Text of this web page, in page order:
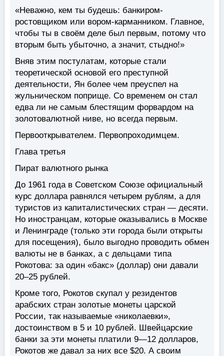
«Неважно, кем ты будешь: банкиром-
ростовщиком или вором-карманником. Главное,
чтобы ты в своём деле был первым, потому что
вторым быть убыточно, а значит, стыдно!»
Вняв этим постулатам, которые стали
теоретической основой его преступной
деятельности, Ян более чем преуспел на
жульническом поприще. Со временем он стал
едва ли не самым блестящим форвардом на
золотовалютной ниве, но всегда первым.
Первооткрывателем. Первопроходимцем.
Глава третья
Пират валютного рынка
До 1961 года в Советском Союзе официальный
курс доллара равнялся четырем рублям, а для
туристов из капиталистических стран — десяти.
Но иностранцам, которые оказывались в Москве
и Ленинграде (только эти города были открыты
для посещения), было выгодно проводить обмен
валюты не в банках, а с дельцами типа
Рокотова: за один «бакс» (доллар) они давали
20–25 рублей.
Кроме того, Рокотов скупал у резидентов
арабских стран золотые монеты царской
России, так называемые «николаевки»,
достоинством в 5 и 10 рублей. Швейцарские
банки за эти монеты платили 9—12 долларов,
Рокотов же давал за них все $20. А своим